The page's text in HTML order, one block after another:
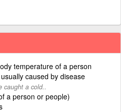
temperature of a person
caused by disease
caught a cold..
a person or people)